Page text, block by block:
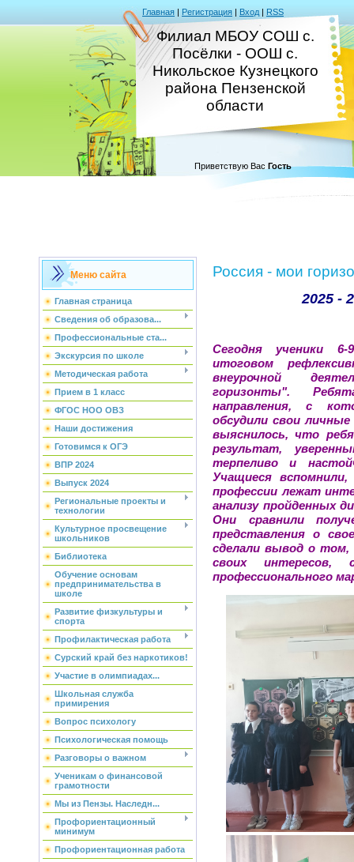
Главная | Регистрация | Вход | RSS
Филиал МБОУ СОШ с.
Посёлки - ООШ с.
Никольское Кузнецкого
района Пензенской
области
Приветствую Вас Гость
Меню сайта
Главная страница
Сведения об образова...
Профессиональные ста...
Экскурсия по школе
Методическая работа
Прием в 1 класс
ФГОС НОО ОВЗ
Наши достижения
Готовимся к ОГЭ
ВПР 2024
Выпуск 2024
Региональные проекты и
технологии
Культурное просвещение
школьников
Библиотека
Обучение основам
предпринимательства в
школе
Развитие физкультуры и
спорта
Профилактическая работа
Сурский край без наркотиков!
Участие в олимпиадах...
Школьная служба
примирения
Вопрос психологу
Психологическая помощь
Разговоры о важном
Ученикам о финансовой
грамотности
Мы из Пензы. Наследн...
Профориентационный
минимум
Профориентационная работа
Россия - мои
2025 -
Сегодня ученики
итоговом
внеурочной
горизонты".
направления, с
обсудили свои
выяснилось, что
результат,
терпеливо и
Учащиеся
профессии лежат
анализу пройденных
Они сравнили
представления о
сделали вывод о
своих интересов,
профессионального